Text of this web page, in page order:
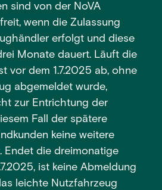
sind von der NoVA
wenn die Zulassung
erfolgt und diese
Monate dauert. Läuft die
vor dem 1.7.2025 ab, ohne
abgemeldet wurde,
zur Entrichtung der
Fall der spätere
keine weitere
Endet die dreimonatige
ist keine Abmeldung
leichte Nutzfahrzeug